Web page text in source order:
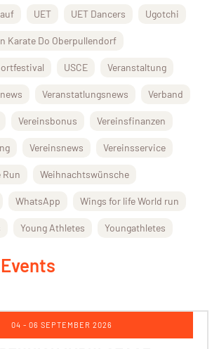
UET UET Dancers Ugotchi
Karate Do Oberpullendorf
USCE Veranstaltung
Veranstatlungsnews Verband
Vereinsbonus Vereinsfinanzen
Vereinsnews Vereinsservice
Run Weihnachtswünsche
WhatsApp Wings for life World run
Young Athletes Youngathletes